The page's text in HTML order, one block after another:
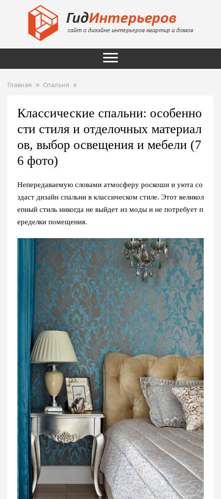
Главная Спальня
Классические спальни: особенно
сти стиля и отделочных материал
ов, выбор освещения и мебели (7
6 фото)
Непередаваемую словами атмосферу роскоши и уюта со
здаст дизайн спальни в классическом стиле. Этот великол
епный стиль никогда не выйдет из моды и не потребует п
еределки помещения.